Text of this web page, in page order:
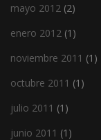
mayo 2012 (2)
enero 2012 (1)
noviembre 2011 (1)
octubre 2011 (1)
julio 2011 (1)
junio 2011 (1)